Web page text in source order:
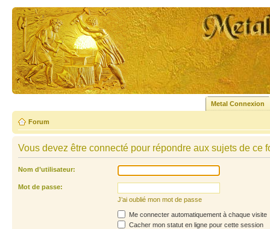
Metal Connexion
Forum
Vous devez être connecté pour répondre aux sujets de ce
Nom d’utilisateur:
Mot de passe:
J’ai oublié mon mot de passe
Me connecter automatiquement à chaque visite
Cacher mon statut en ligne pour cette session